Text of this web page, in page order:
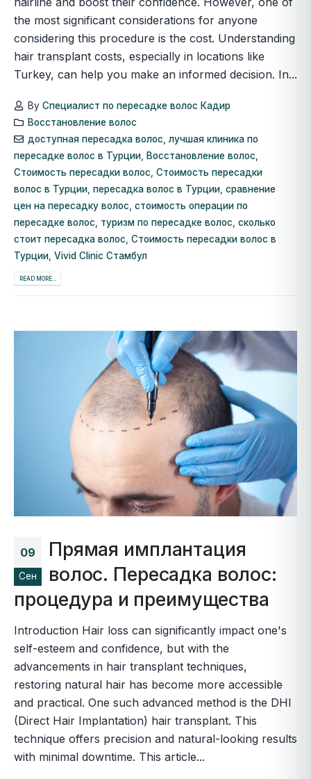
the most significant considerations for anyone
considering this procedure is the cost. Understanding
hair transplant costs, especially in locations like
Turkey, can help you make an informed decision. In...
By Специалист по пересадке волос Кадир
Восстановление волос
доступная пересадка волос лучшая клиника по
пересадке волос в Турции
Восстановление волос
Стоимость пересадки волос Стоимость пересадки
волос в Турции пересадка волос в Турции сравнение
цен на пересадку волос стоимость операции по
пересадке волос
туризм по пересадке волос сколько
стоит пересадка волос Стоимость пересадки волос в
Турции Vivid Clinic Стамбул
READ MORE...
09
Сен
Прямая имплантация
волос. Пересадка волос:
процедура и преимущества
Introduction Hair loss can significantly impact one's
self-esteem and confidence, but with the
advancements in hair transplant techniques,
restoring natural hair has become more accessible
and practical. One such advanced method is the DHI
(Direct Hair Implantation) hair transplant. This
technique offers precision and natural-looking results
with minimal downtime. This article...